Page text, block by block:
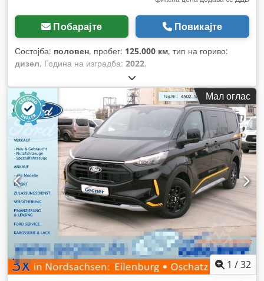
Побарајте Повикајте
Состојба: половен, пробег: 125.000 км, тип на гориво:
дизел, Година на изградба: 2022,
Мал оглас
1 /32